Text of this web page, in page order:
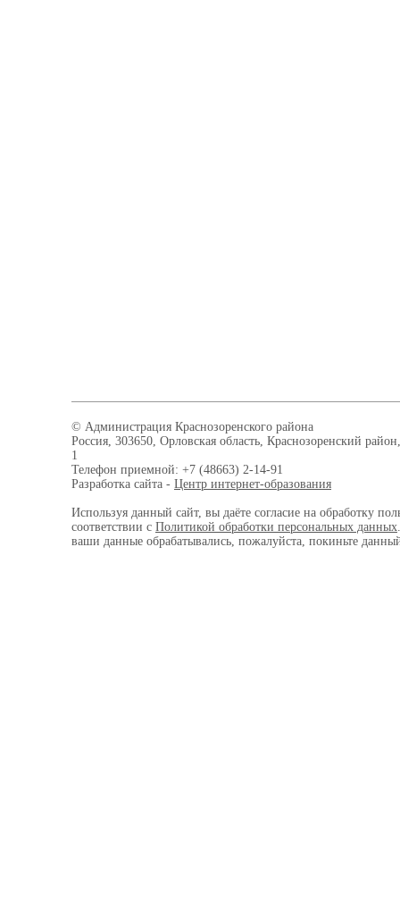
© Администрация Краснозоренского района
Россия, 303650, Орловская область, Краснозоренский
1
Телефон приемной: +7 (48663) 2-14-91
Разработка сайта - Центр интернет-образования
Используя данный сайт, вы даёте согласие на обработку
соответствии с Политикой обработки персональных данных
ваши данные обрабатывались, пожалуйста, покиньте